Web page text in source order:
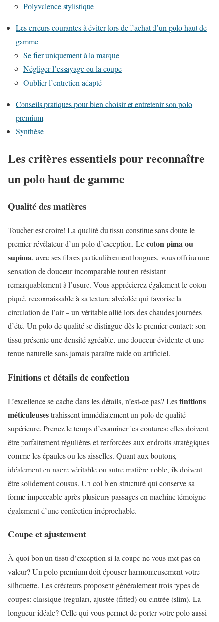
Polyvalence stylistique
Les erreurs courantes à éviter lors de l’achat d’un polo haut de
gamme
Se fier uniquement à la marque
Négliger l’essayage ou la coupe
Oublier l’entretien adapté
Conseils pratiques pour bien choisir et entretenir son polo
premium
Synthèse
Les critères essentiels pour reconnaître
un polo haut de gamme
Qualité des matières
Toucher est croire! La qualité du tissu constitue sans doute le
premier révélateur d’un polo d’exception. Lecoton pima ou
supima, avec ses fibres particulièrement longues, vous offrira une
sensation de douceur incomparable tout en résistant
remarquablement à l’usure. Vous apprécierez également le coton
piqué, reconnaissable à sa texture alvéolée qui favorise la
circulation de l’air – un véritable allié lors des chaudes journées
d’été. Un polo de qualité se distingue dès le premier contact: son
tissu présente une densité agréable, une douceur évidente et une
tenue naturelle sans jamais paraître raide ou artificiel.
Finitions et détails de confection
L’excellence se cache dans les détails, n’est-ce pas? Lesfinitions
méticuleusestrahissent immédiatement un polo de qualité
supérieure. Prenez le temps d’examiner les coutures: elles doivent
être parfaitement régulières et renforcées aux endroits stratégiques
comme les épaules ou les aisselles. Quant aux boutons,
idéalement en nacre véritable ou autre matière noble, ils doivent
être solidement cousus. Un col bien structuré qui conserve sa
forme impeccable après plusieurs passages en machine témoigne
également d’une confection irréprochable.
Coupe et ajustement
À quoi bon un tissu d’exception si la coupe ne vous met pas en
valeur? Un polo premium doit épouser harmonieusement votre
silhouette. Les créateurs proposent généralement trois types de
coupes: classique (regular), ajustée (fitted) ou cintrée (slim). La
longueur idéale? Celle qui vous permet de porter votre polo aussi